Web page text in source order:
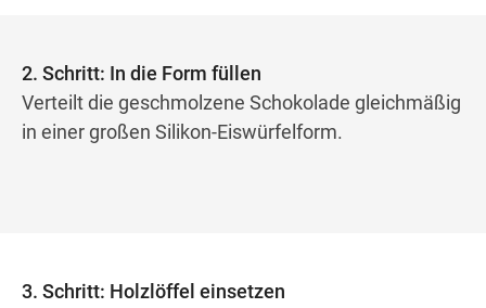
2. Schritt: In die Form füllen
Verteilt die geschmolzene Schokolade gleichmäßig
in einer großen Silikon-Eiswürfelform.
3. Schritt: Holzlöffel einsetzen